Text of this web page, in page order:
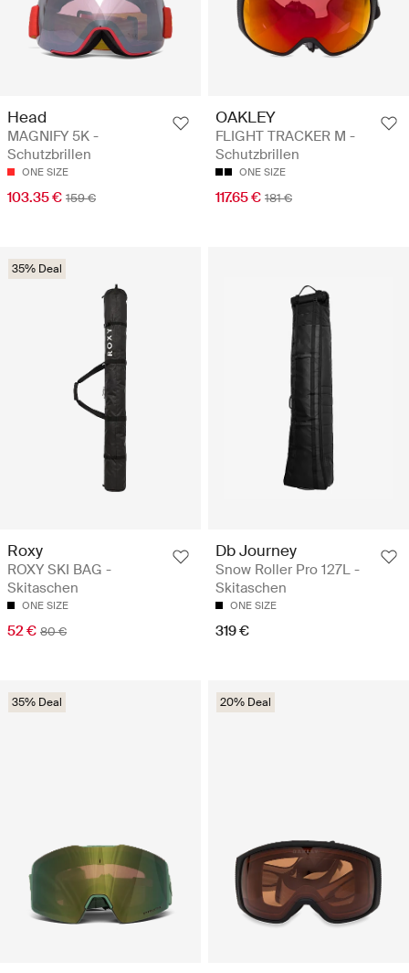
Head
MAGNIFY 5K -
Schutzbrillen
ONE SIZE
103.35 € 159 €
OAKLEY
FLIGHT TRACKER M -
Schutzbrillen
ONE SIZE
117.65 € 181 €
35% Deal
Roxy
ROXY SKI BAG -
Skitaschen
ONE SIZE
52 € 80 €
Db Journey
Snow Roller Pro 127L -
Skitaschen
ONE SIZE
319 €
35% Deal 20% Deal